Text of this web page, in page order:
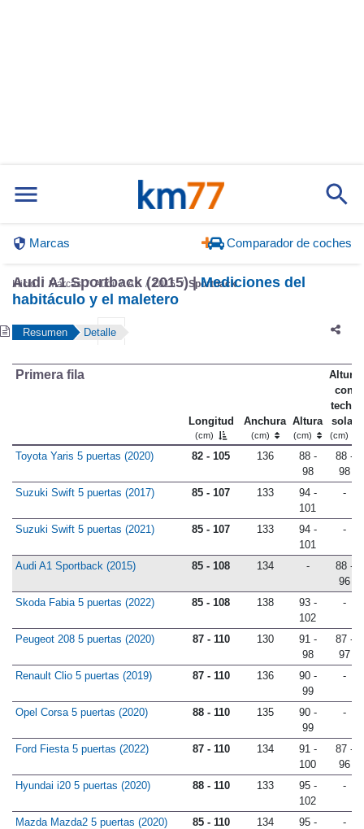
Marcas Comparador de coches
Inicio Marcas Audi A1 2015 Sportback
Audi A1 Sportback (2015) |Mediciones del
habitáculo y el maletero
Resumen Detalle
Primera fila
Longitud
(cm)
Anchura
(cm)
Altura
(cm)
Altura
con
techo
solar
(cm)
Toyota Yaris 5 puertas (2020) 82 - 105 136
88 -
98
88 -
98
Suzuki Swift 5 puertas (2017)
85 - 107 133
94 -
101
-
Suzuki Swift 5 puertas (2021) 85 - 107 133
94 -
101
-
Audi A1 Sportback (2015) 85 - 108 134 -
88 -
96
Skoda Fabia 5 puertas (2022)
85 - 108 138
93 -
102
-
Peugeot 208 5 puertas (2020) 87 - 110 130
91 -
98
87 -
97
Renault Clio 5 puertas (2019)
87 - 110 136
90 -
99
-
Opel Corsa 5 puertas (2020) 88 - 110 135
90 -
99
-
Ford Fiesta 5 puertas (2022) 87 - 110 134
91 -
100
87 -
96
Hyundai i20 5 puertas (2020)
88 - 110 133
95 -
102
-
Mazda Mazda2 5 puertas (2020) 85 - 110 134
95 -
-